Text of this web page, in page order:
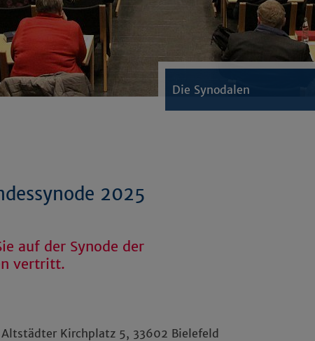
Die Synodalen
2025
auf der Synode der
vertritt.
Altstädter Kirchplatz 5, 33602 Bielefeld